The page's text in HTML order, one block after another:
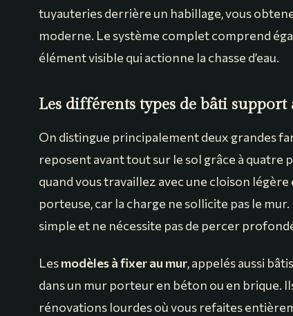
tuyauteries derrière un habillage, vous
moderne. Le système complet comprend
élément visible qui actionne la chasse d’eau.
Les différents types de bâti
On distingue principalement deux grandes
reposent avant tout sur le sol grâce à quatre
quand vous travaillez avec une cloison
porteuse, car la charge ne sollicite pas le
simple et ne nécessite pas de percer
Lesmodèles à fixer au mur, appelés aussi
dans un mur porteur en béton ou en brique.
rénovations lourdes où vous refaites